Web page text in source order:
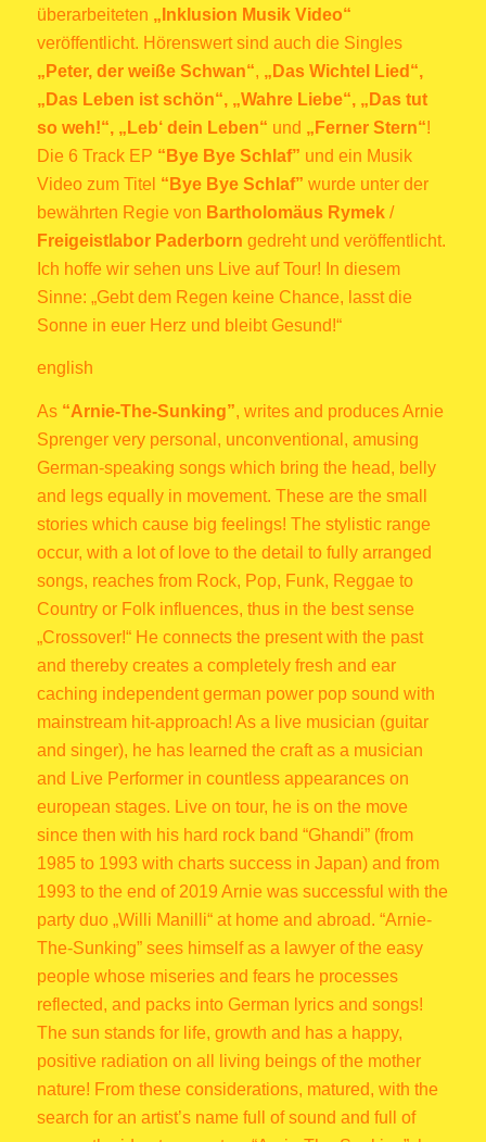
überarbeiteten „Inklusion Musik Video“
veröffentlicht. Hörenswert sind auch die Singles
„Peter, der weiße Schwan“, „Das Wichtel Lied“,
„Das Leben ist schön“, „Wahre Liebe“, „Das tut
so weh!“, „Leb‘ dein Leben“ und „Ferner Stern“!
Die 6 Track EP “Bye Bye Schlaf” und ein Musik
Video zum Titel “Bye Bye Schlaf” wurde unter der
bewährten Regie von Bartholomäus Rymek/
Freigeistlabor Paderborn gedreht und veröffentlicht.
Ich hoffe wir sehen uns Live auf Tour! In diesem
Sinne: „Gebt dem Regen keine Chance, lasst die
Sonne in euer Herz und bleibt Gesund!“
english
As “Arnie-The-Sunking”, writes and produces Arnie
Sprenger very personal, unconventional, amusing
German-speaking songs which bring the head, belly
and legs equally in movement. These are the small
stories which cause big feelings! The stylistic range
occur, with a lot of love to the detail to fully arranged
songs, reaches from Rock, Pop, Funk, Reggae to
Country or Folk influences, thus in the best sense
„Crossover!“ He connects the present with the past
and thereby creates a completely fresh and ear
caching independent german power pop sound with
mainstream hit-approach! As a live musician (guitar
and singer), he has learned the craft as a musician
and Live Performer in countless appearances on
european stages. Live on tour, he is on the move
since then with his hard rock band “Ghandi” (from
1985 to 1993 with charts success in Japan) and from
1993 to the end of 2019 Arnie was successful with the
party duo „Willi Manilli“ at home and abroad. “Arnie-
The-Sunking”sees himself as a lawyer of the easy
people whose miseries and fears he processes
reflected, and packs into German lyrics and songs!
The sun stands for life, growth and has a happy,
positive radiation on all living beings of the mother
nature! From these considerations, matured, with the
search for an artist’s name full of sound and full of